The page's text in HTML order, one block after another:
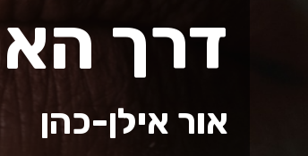
דרך
אור אילן-כהן